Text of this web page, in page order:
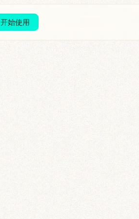
开始使用